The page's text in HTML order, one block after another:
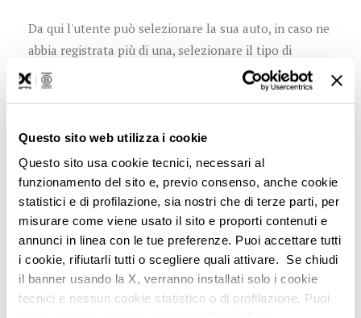
Questo sito web utilizza i cookie
Questo sito usa cookie tecnici, necessari al
funzionamento del sito e, previo consenso, anche cookie
statistici e di profilazione, sia nostri che di terze parti, per
misurare come viene usato il sito e proporti contenuti e
annunci in linea con le tue preferenze. Puoi accettare tutti
i cookie, rifiutarli tutti o scegliere quali attivare. Se chiudi
il banner usando la X, verranno installati solo i cookie
tecnici e nessun cookie statistico o di profilazione. Puoi
Da qui l'utente può selezionare la sua auto, in caso ne
abbia registrata più di una, selezionare il tipo di
problema e prenotare online l'appuntamento con la
concessionaria, localizzandola in base alla posizione
dealer.
Questo momento è molto delicato e importante per il
brand: è fondamentale essere vicini al consumatore
per capire come si trova con il prodotto. Ogni
consumatore soddisfatto è un potenzialebrand
ambassador, per cui è centrale il rapporto che si crea
tra clienti e brand nella fase post-vendita.